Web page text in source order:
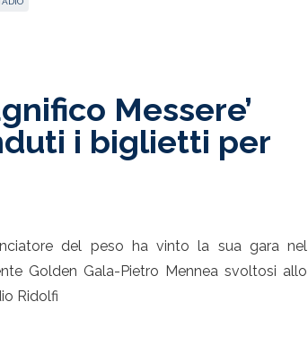
Messere’
i biglietti per
del peso ha vinto la sua gara nel
Golden Gala-Pietro Mennea svoltosi allo
Ridolfi